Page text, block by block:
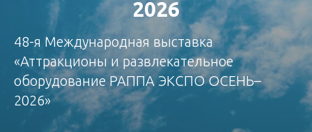
2026
48-я Международная выставка
«Аттракционы и развлекательное
оборудование РАППА ЭКСПО ОСЕНЬ–
2026»